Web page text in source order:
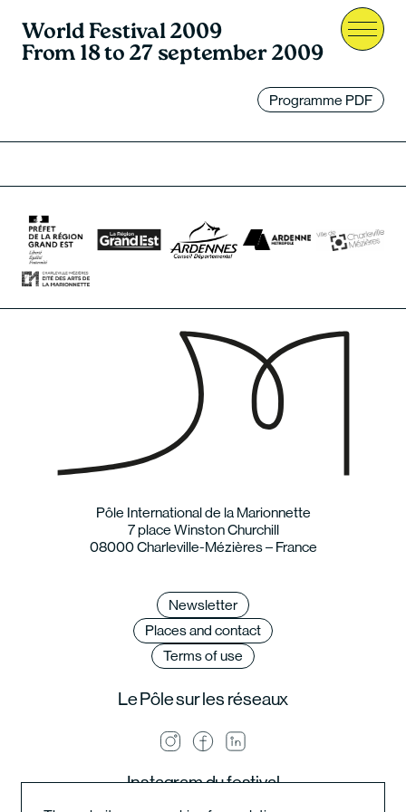
Menu
World Festival 2009
From 18 to 27 september 2009
Programme PDF
Pôle International de la Marionnette
7 place Winston Churchill
08000 Charleville-Mézières – France
Newsletter
Places and contact
Terms of use
Le Pôle sur les réseaux
Instagram du festival